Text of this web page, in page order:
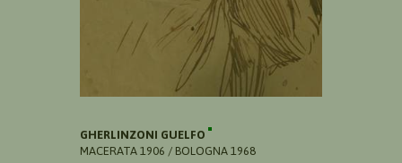
GHERLINZONI GUELFO
MACERATA 1906 / BOLOGNA 1968